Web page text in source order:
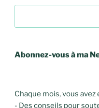
Abonnez-vous à ma
Chaque mois, vous
- Des conseils pour